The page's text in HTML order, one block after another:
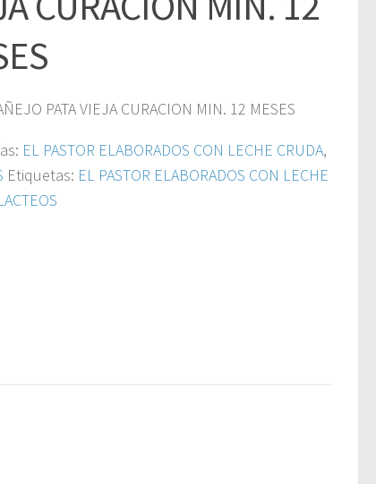
PATA VIEJA CURACION MIN. 12 MESES
EL PASTOR ELABORADOS CON LECHE CRUDA,
Etiquetas: EL PASTOR ELABORADOS CON LECHE